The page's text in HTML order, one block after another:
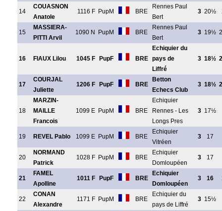
14
COUASNON
Anatole
1116 F PupM BRE
Rennes Paul
Bert
3 20½
15
MASSIERA-
PITTI Arvil
1090 N PupM BRE
Rennes Paul
Bert
3 19½
16 FIAUX Lilou 1045 F PupF BRE
Echiquier du
pays de
Liffré
3 18½
17
COURJAL
Juliette
1206 F PupF BRE
Betton
Echecs Club
3 18½
18
MARZIN-
MAILLE
Francois
1099 E PupM BRE
Echiquier
Rennes - Les
Longs Pres
3 17½
19 REVEL Pablo 1099 E PupM BRE
Echiquier
Vitréen
3 17
20
NORMAND
Patrick
1028 F PupM BRE
Echiquier
Domloupéen
3 17
21
FAMEL
Apolline
1011 F PupF BRE
Echiquier
Domloupéen
3 16
22
CONAN
Alexandre
1171 F PupM BRE
Echiquier du
pays de Liffré
3 15½